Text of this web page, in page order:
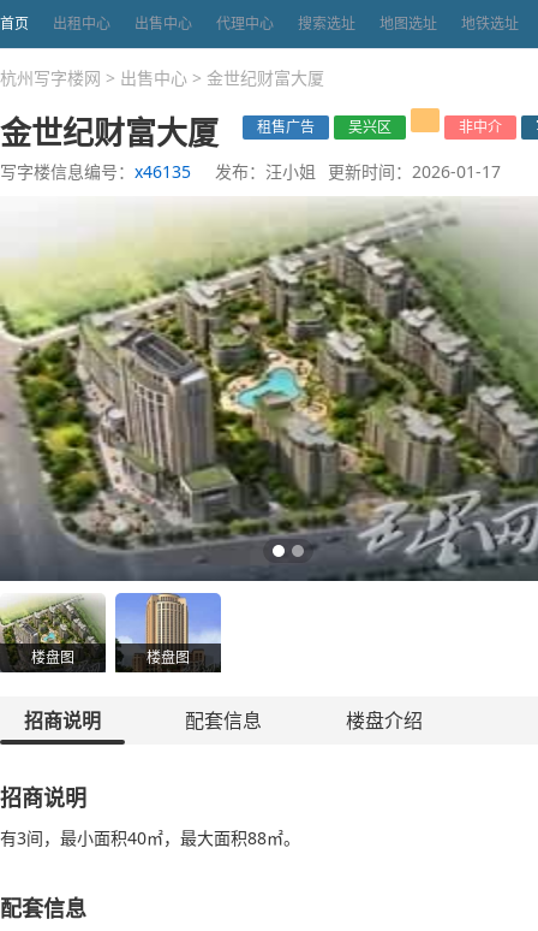
首页 出租中心 出售中心 代理中心 搜索选址 地图选址 地铁选址
杭州写字楼网 > 出售中心 > 金世纪财富大厦
金世纪财富大厦 租售广告 吴兴区 非中介
写字楼信息编号： x46135 发布：汪小姐 更新时间：2026-01-17
楼盘图 楼盘图
招商说明 配套信息 楼盘介绍
招商说明
有3间，最小面积40㎡，最大面积88㎡。
配套信息